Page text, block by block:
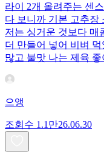
라이 2개 올려주는 센
다 보니까 기본 고추장
저는 싱거운 것보다 매
더 만들어 넣어 비벼
많고 불맛 나는 제육
으앵
조회수 1.1만26.06.30